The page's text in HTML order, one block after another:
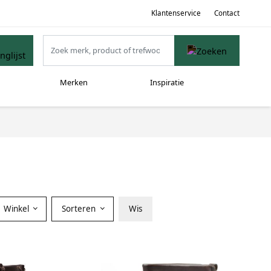
Klantenservice Contact
Merken Inspiratie
Winkel Sorteren Wis